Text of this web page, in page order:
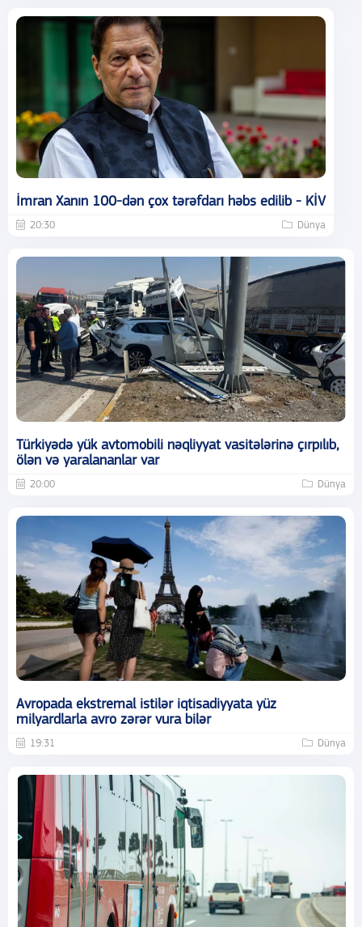
İmran Xanın 100-dən çox tərəfdarı həbs edilib - KİV
20:30 Dünya
Türkiyədə yük avtomobili nəqliyyat vasitələrinə çırpılıb,
ölən və yaralananlar var
20:00 Dünya
Avropada ekstremal istilər iqtisadiyyata yüz
milyardlarla avro zərər vura bilər
19:31 Dünya